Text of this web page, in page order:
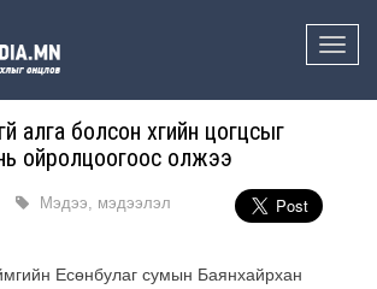
Toggle
алга болсон хүүгийн цогцсыг
ойролцоогоос олжээ
Мэдээ, мэдээлэл
Есөнбулаг сумын Баянхайрхан